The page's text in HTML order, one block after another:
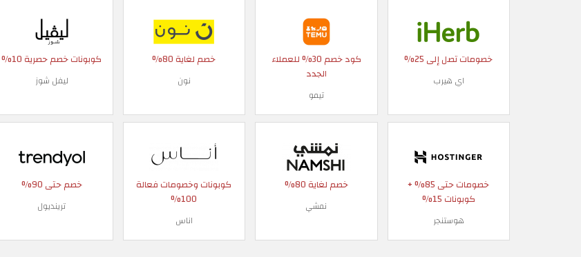
خصومات تصل إلى 25%
اي هيرب
كود خصم 30% للعملاء
الجدد
تيمو
خصم لغاية 80%
نون
كوبونات خصم حصرية 10%
ليفل شوز
خصومات حتى 85% +
كوبونات 15%
هوستنجر
خصم لغاية 80%
نمشي
كوبونات وخصومات فعالة
100%
اناس
خصم حتى 90%
ترينديول